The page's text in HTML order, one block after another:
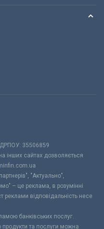
35506859
інших сайтах дозволяється
"Актуально",
– це реклама, в розумінні
реклами відповідальність несе
банківських послуг.
та послуги можна